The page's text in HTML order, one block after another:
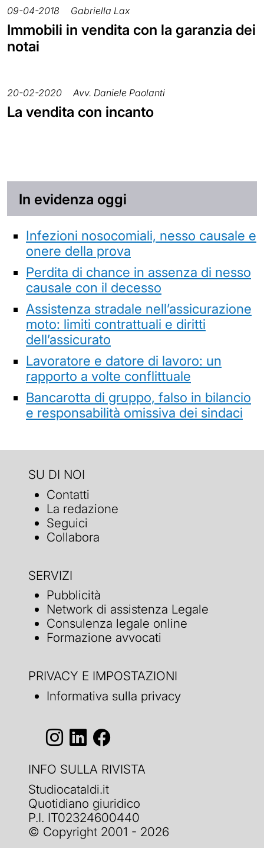
09-04-2018 Gabriella Lax
Immobili in vendita con la garanzia dei
notai
20-02-2020 Avv. Daniele Paolanti
La vendita con incanto
In evidenza oggi
Infezioni nosocomiali, nesso causale e
onere della prova
Perdita di chance in assenza di nesso
causale con il decesso
Assistenza stradale nell’assicurazione
moto: limiti contrattuali e diritti
dell’assicurato
Lavoratore e datore di lavoro: un
rapporto a volte conflittuale
Bancarotta di gruppo, falso in bilancio
e responsabilità omissiva dei sindaci
SU DI NOI
Contatti
La redazione
Seguici
Collabora
SERVIZI
Pubblicità
Network di assistenza Legale
Consulenza legale online
Formazione avvocati
PRIVACY E IMPOSTAZIONI
Informativa sulla privacy
INFO SULLA RIVISTA
Studiocataldi.it
Quotidiano giuridico
P.I. IT02324600440
© Copyright 2001 - 2026